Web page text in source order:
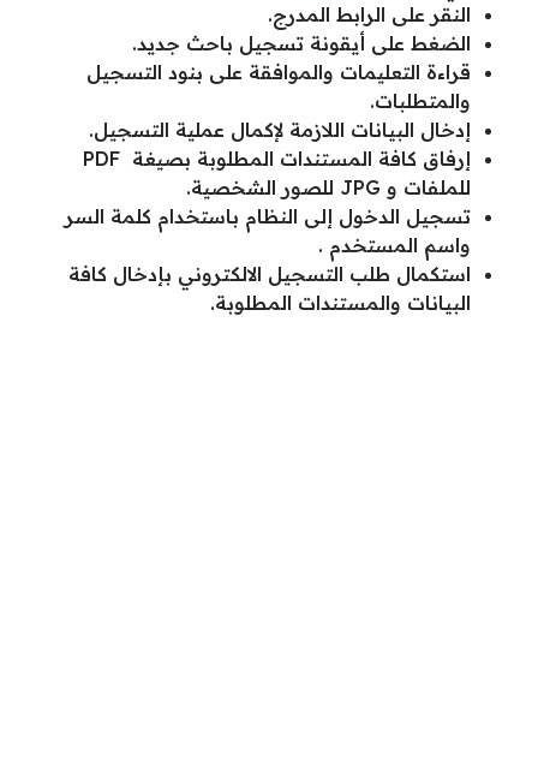
النقر على الرابط المدرج.
الضغط على أيقونة تسجيل باحث جديد.
قراءة التعليمات والموافقة على بنود التسجيل
والمتطلبات.
إدخال البيانات اللازمة لإكمال عملية التسجيل.
إرفاق كافة المستندات المطلوبة بصيغة PDF
للملفات و JPG للصور الشخصية.
تسجيل الدخول إلى النظام باستخدام كلمة السر
واسم المستخدم .
استكمال طلب التسجيل الالكتروني بإدخال كافة
البيانات والمستندات المطلوبة.